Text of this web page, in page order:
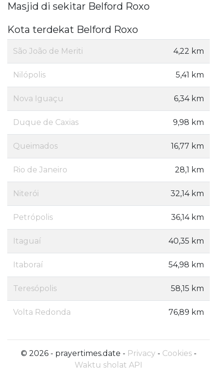
Masjid di sekitar Belford Roxo
Kota terdekat Belford Roxo
São João de Meriti 4,22 km
Nilópolis 5,41 km
Nova Iguaçu 6,34 km
Duque de Caxias 9,98 km
Queimados 16,77 km
Rio de Janeiro 28,1 km
Niterói 32,14 km
Petrópolis 36,14 km
Itaguaí 40,35 km
Itaboraí 54,98 km
Teresópolis 58,15 km
Volta Redonda 76,89 km
© 2026 - prayertimes.date - Privacy- Cookies-
Waktu sholat API